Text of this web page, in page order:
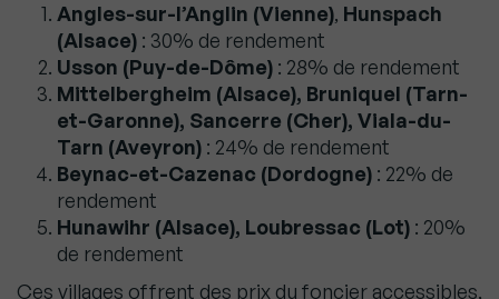
Angles-sur-l’Anglin (Vienne), Hunspach
(Alsace) : 30% de rendement
Usson (Puy-de-Dôme) : 28% de rendement
Mittelbergheim (Alsace), Bruniquel (Tarn-
et-Garonne), Sancerre (Cher), Viala-du-
Tarn (Aveyron) : 24% de rendement
Beynac-et-Cazenac (Dordogne) : 22% de
rendement
Hunawihr (Alsace), Loubressac (Lot) : 20%
de rendement
Ces villages offrent des prix du foncier accessibles,